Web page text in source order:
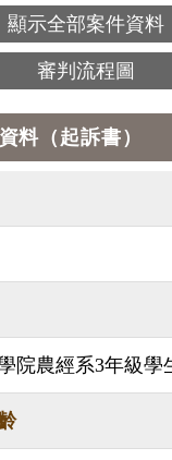
顯示全部案件資料
審判流程圖
料（起訴書）
院農經系3年級學